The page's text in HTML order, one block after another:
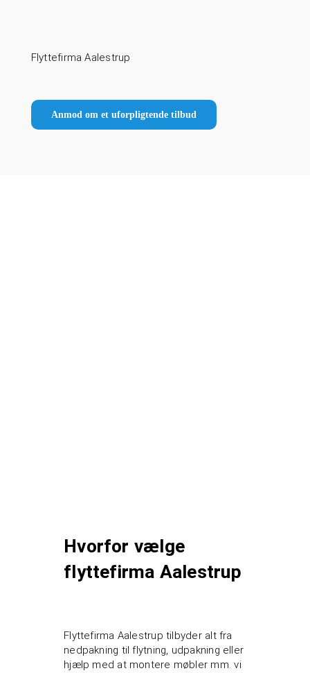
Flyttefirma Aalestrup
Anmod om et uforpligtende tilbud
Hvorfor vælge
flyttefirma Aalestrup
Flyttefirma Aalestrup tilbyder alt fra
nedpakning til flytning, udpakning eller
hjælp med at montere møbler mm. vi